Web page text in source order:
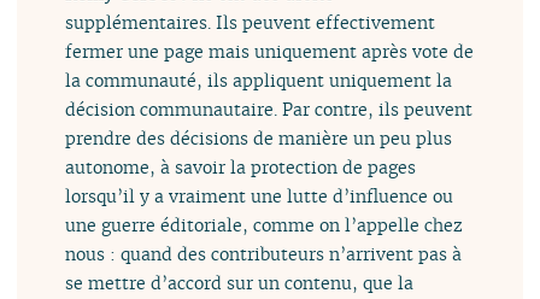
supplémentaires. Ils peuvent effectivement
fermer une page mais uniquement après vote de
la communauté, ils appliquent uniquement la
décision communautaire. Par contre, ils peuvent
prendre des décisions de manière un peu plus
autonome, à savoir la protection de pages
lorsqu’il y a vraiment une lutte d’influence ou
une guerre éditoriale, comme on l’appelle chez
nous : quand des contributeurs n’arrivent pas à
se mettre d’accord sur un contenu, que la